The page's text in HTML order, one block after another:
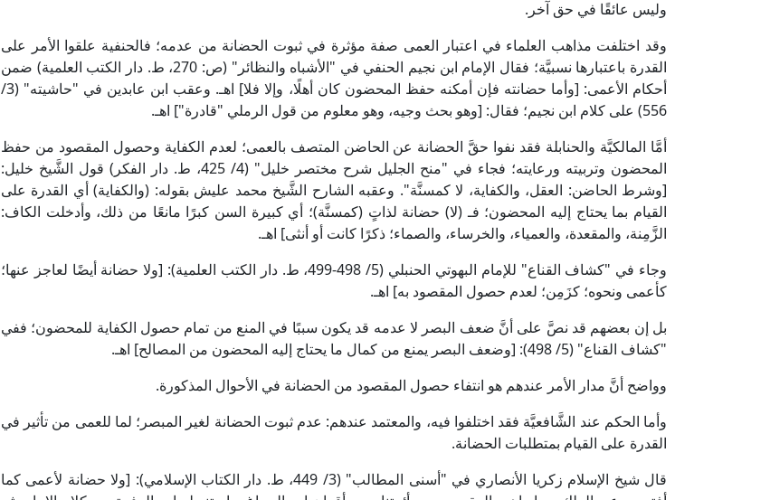
وليس عائقًا في حق آخر.
وقد اختلفت مذاهب العلماء في اعتبار العمى صفة مؤثرة في ثبوت الحضانة من عدمه؛ فالحنفية علقوا الأمر على
القدرة باعتبارها نسبيَّة؛ فقال الإمام ابن نجيم الحنفي في "الأشباه والنظائر" (ص: 270، ط. دار الكتب العلمية) ضمن
أحكام الأعمى: [وأما حضانته فإن أمكنه حفظ المحضون كان أهلًا، وإلا فلا] اهـ. وعقب ابن عابدين في "حاشيته" (3/
556) على كلام ابن نجيم؛ فقال: [وهو بحث وجيه، وهو معلوم من قول الرملي "قادرة"] اهـ.
أمَّا المالكيَّة والحنابلة فقد نفوا حقَّ الحضانة عن الحاضن المتصف بالعمى؛ لعدم الكفاية وحصول المقصود من حفظ
المحضون وتربيته ورعايته؛ فجاء في "منح الجليل شرح مختصر خليل" (4/ 425، ط. دار الفكر) قول الشَّيخ خليل:
[وشرط الحاضن: العقل، والكفاية، لا كمسنَّة". وعقبه الشارح الشَّيخ محمد عليش بقوله: (والكفاية) أي القدرة على
القيام بما يحتاج إليه المحضون؛ فـ (لا) حضانة لذاتٍ (كمسنَّة)؛ أي كبيرة السن كبرًا مانعًا من ذلك، وأدخلت الكاف:
الزَّمِنة، والمقعدة، والعمياء، والخرساء، والصماء؛ ذكرًا كانت أو أنثى] اهـ.
وجاء في "كشاف القناع" للإمام البهوتي الحنبلي (5/ 498-499، ط. دار الكتب العلمية): [ولا حضانة أيضًا لعاجز عنها؛
كأعمى ونحوه؛ كزَمِن؛ لعدم حصول المقصود به] اهـ.
بل إن بعضهم قد نصَّ على أنَّ ضعف البصر لا عدمه قد يكون سببًا في المنع من تمام حصول الكفاية للمحضون؛ ففي
"كشاف القناع" (5/ 498): [وضعف البصر يمنع من كمال ما يحتاج إليه المحضون من المصالح] اهـ.
وواضح أنَّ مدار الأمر عندهم هو انتفاء حصول المقصود من الحضانة في الأحوال المذكورة.
وأما الحكم عند الشَّافعيَّة فقد اختلفوا فيه، والمعتمد عندهم: عدم ثبوت الحضانة لغير المبصر؛ لما للعمى من تأثير في
القدرة على القيام بمتطلبات الحضانة.
قال شيخ الإسلام زكريا الأنصاري في "أسنى المطالب" (3/ 449، ط. دار الكتاب الإسلامي): [ولا حضانة لأعمى كما